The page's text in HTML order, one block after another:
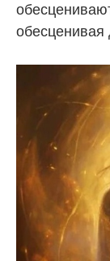
обесценивая